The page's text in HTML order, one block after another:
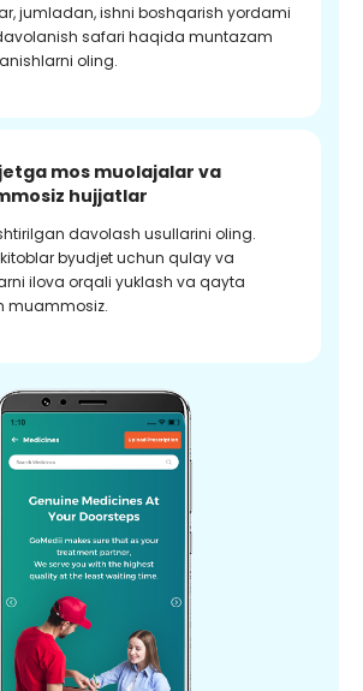
jumladan, ishni boshqarish yordami
safari haqida muntazam
oling.
mos muolajalar va
hujjatlar
davolash usullarini oling.
byudjet uchun qulay va
ilova orqali yuklash va qayta
muammosiz.